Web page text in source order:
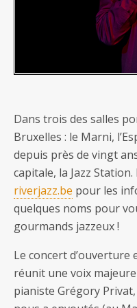
Dans trois des salles
Bruxelles : le Marni,
depuis près de vingt
capitale, la Jazz
riverjazz.be pour les
quelques noms pour
gourmands jazzeux !
Le concert d’ouverture
réunit une voix
pianiste Grégory